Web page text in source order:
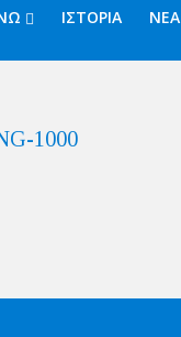
ΙΣΤΟΡΙΑ ΝΕΑ